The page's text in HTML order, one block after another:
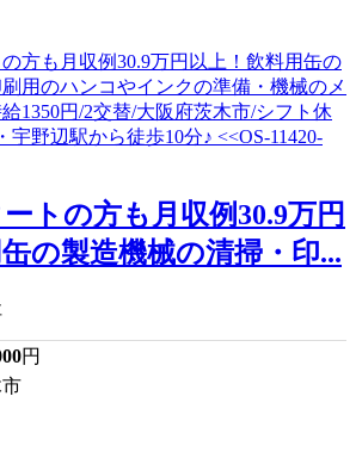
ートの方も月収例30.9万円
の製造機械の清掃・印...
円